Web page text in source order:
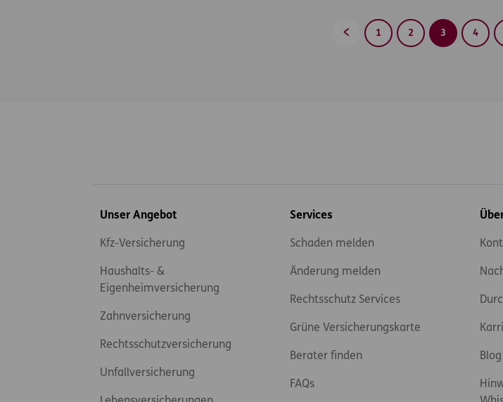
Zurück 1 2 3 4
Inhaltsübersicht
Unser Angebot
Kfz-Versicherung
Haushalts- &
Eigenheimversicherung
Zahnversicherung
Rechtsschutzversicherung
Unfallversicherung
Services
Schaden melden
Änderung melden
Rechtsschutz Services
Grüne Versicherungskarte
Berater finden
FAQs
Blog